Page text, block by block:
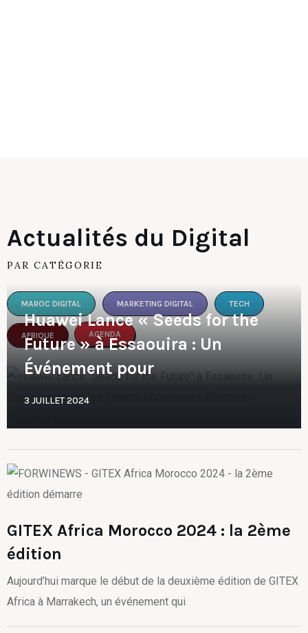
Actualités du Digital
PAR CATÉGORIE
MAROC DIGITAL MARKETING DIGITAL TECH
AFRIQUE AGENDA
Huawei Lance « Seeds for the
Future » à Essaouira : Un
Événement pour
3 JUILLET 2024
GITEX Africa Morocco 2024 : la 2ème
édition
Aujourd’hui marque le début de la deuxième édition de GITEX
Africa à Marrakech, un événement qui